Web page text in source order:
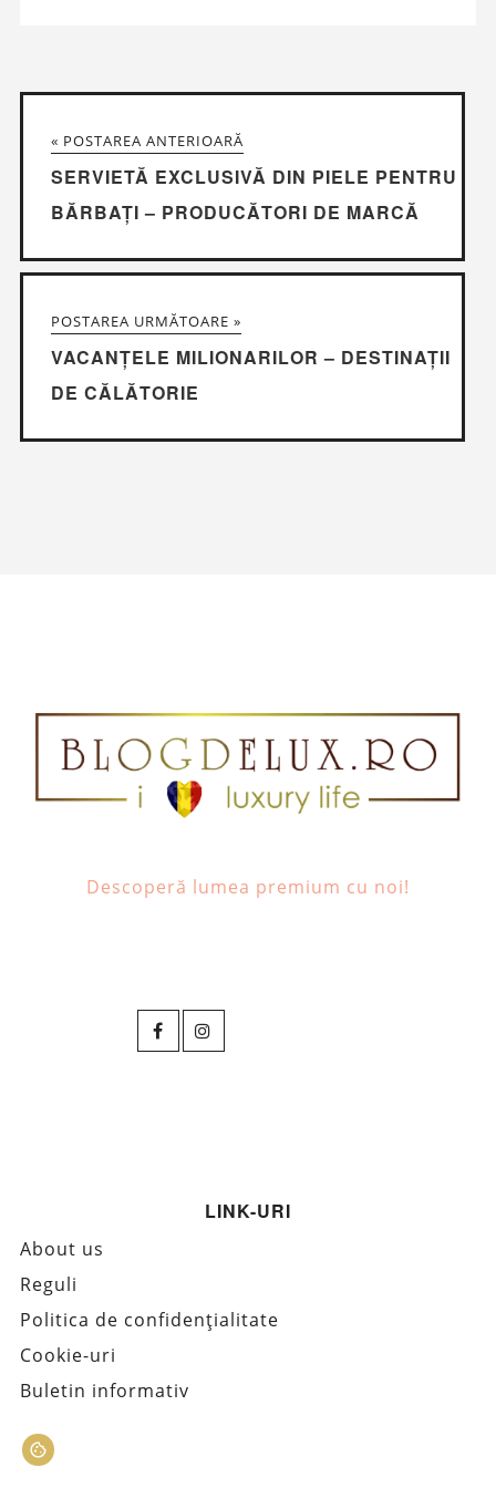
« POSTAREA ANTERIOARĂ
SERVIETĂ EXCLUSIVĂ DIN PIELE PENTRU
BĂRBAȚI – PRODUCĂTORI DE MARCĂ
POSTAREA URMĂTOARE »
VACANȚELE MILIONARILOR – DESTINAȚII
DE CĂLĂTORIE
Descoperă lumea premium cu noi!
LINK-URI
About us
Reguli
Politica de confidențialitate
Cookie-uri
Buletin informativ